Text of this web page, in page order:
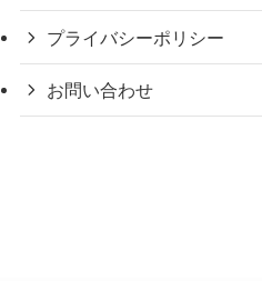
プライバシーポリシー
お問い合わせ